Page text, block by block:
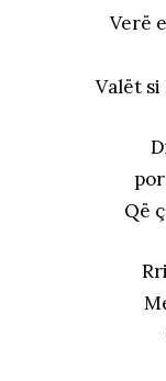
Verë
Valët si
Që